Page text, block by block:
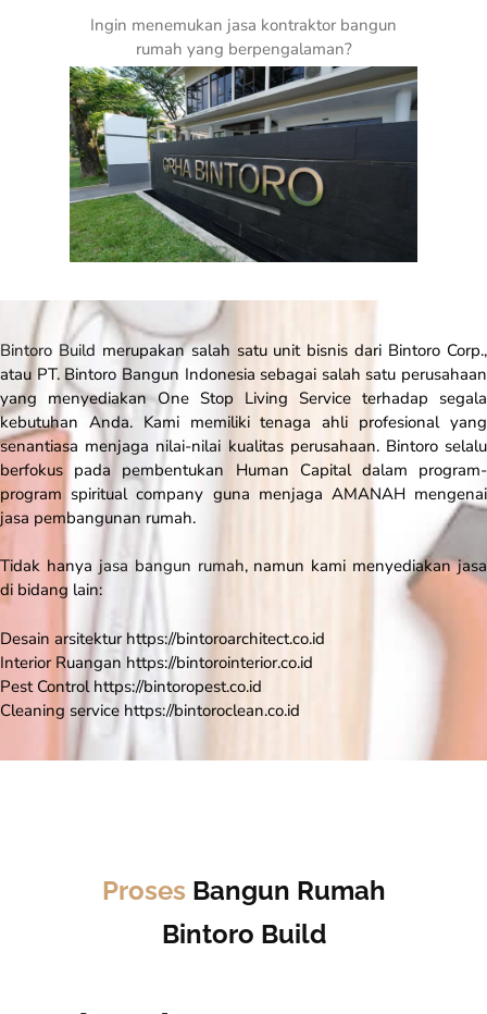
Ingin menemukan jasa kontraktor bangun
rumah yang berpengalaman?
Bintoro Build merupakan salah satu unit bisnis dari Bintoro Corp.,
atau PT. Bintoro Bangun Indonesia sebagai salah satu perusahaan
yang menyediakanOne Stop Living Service terhadap segala
kebutuhan Anda. Kami memiliki tenaga ahli profesional yang
senantiasa menjaga nilai-nilai kualitas perusahaan. Bintoro selalu
berfokus pada pembentukan Human Capital dalam program-
program spiritual company guna menjaga AMANAH mengenai
jasa pembangunan rumah.
Tidak hanya jasa bangun rumah, namun kami menyediakan jasa
di bidang lain:
Desain arsitektur https://bintoroarchitect.co.id
Interior Ruangan https://bintorointerior.co.id
Pest Control https://bintoropest.co.id
Cleaning service https://bintoroclean.co.id
Proses Bangun Rumah
Bintoro Build